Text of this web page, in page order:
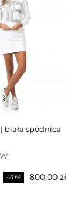
-20% Cena
800,00 zł